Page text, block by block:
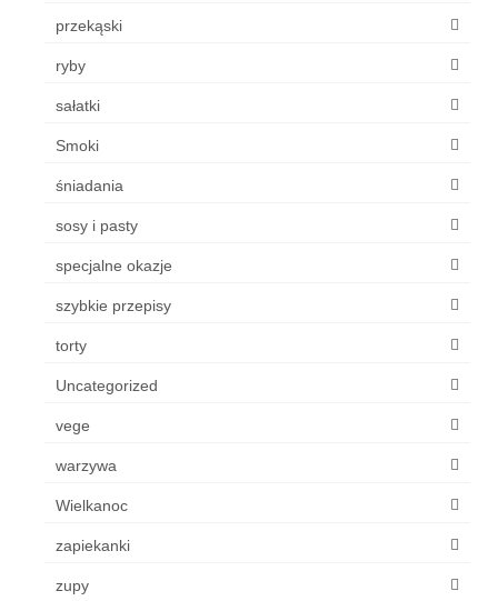
przekąski
ryby
sałatki
Smoki
śniadania
sosy i pasty
specjalne okazje
szybkie przepisy
torty
Uncategorized
vege
warzywa
Wielkanoc
zapiekanki
zupy